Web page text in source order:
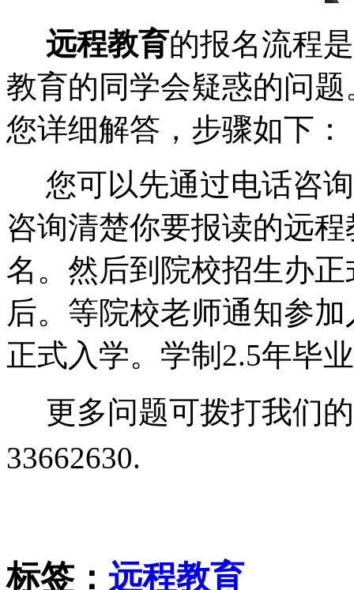
远程教育的报名流程
教育的同学会疑惑的问
您详细解答，步骤如下：
您可以先通过电话咨
咨询清楚你要报读的远
名。然后到院校招生办
后。等院校老师通知参
正式入学。学制2.5年毕
更多问题可拨打我们
33662630.
标签： 远程教育